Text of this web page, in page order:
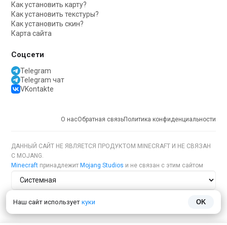
Наш сайт использует куки OK
Как установить карту?
Как установить текстуры?
Как установить скин?
Карта сайта
Соцсети
Telegram
Telegram чат
VKontakte
О насОбратная связьПолитика конфиденциальности
ДАННЫЙ САЙТ НЕ ЯВЛЯЕТСЯ ПРОДУКТОМ MINECRAFT И НЕ СВЯЗАН
С MOJANG.
Minecraft принадлежит Mojang Studios и не связан с этим сайтом
Тема сайта
Язык сайта